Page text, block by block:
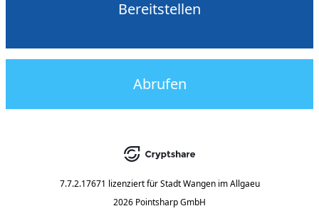
Bereitstellen
Abrufen
7.7.2.17671 lizenziert für Stadt Wangen im Allgaeu
2026 Pointsharp GmbH